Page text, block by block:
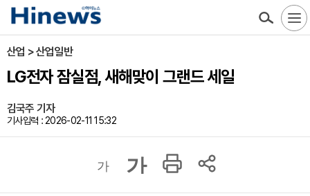
산업 > 산업일반
LG전자 잠실점, 새해맞이 그랜드 세일
김국주 기자
기사입력 : 2026-02-11 15:32
가 가